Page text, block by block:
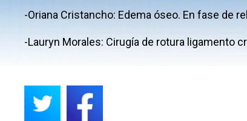
-Oriana Cristancho: Edema óseo. En fase de
-Lauryn Morales: Cirugía de rotura ligamento